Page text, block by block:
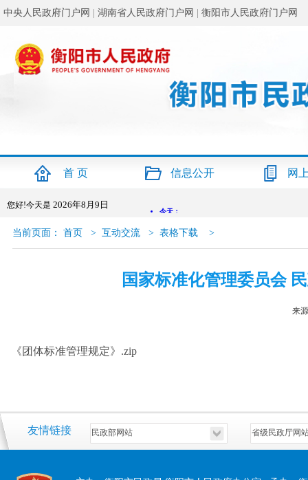
中央人民政府门户网 湖南省人民政府门户网 衡阳市人民政府门户网
首 页 信息公开 网
您好!今天是 2026年8月9日
当前页面： 首页 > 互动交流 > 表格下载 >
国家标准化管理委员会
来
《团体标准管理规定》.zip
友情链接